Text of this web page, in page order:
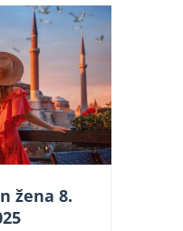
žena 8.